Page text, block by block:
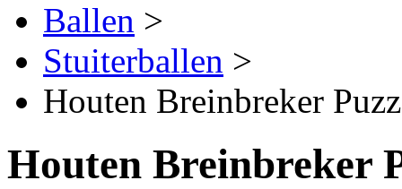
Ballen >
Stuiterballen >
Houten Breinbreker
Houten Breinbreker